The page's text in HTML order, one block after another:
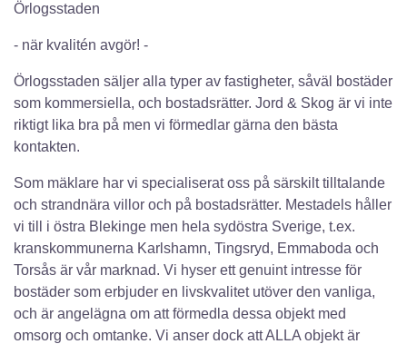
Örlogsstaden
- när kvalitén avgör! -
Örlogsstaden säljer alla typer av fastigheter, såväl bostäder
som kommersiella, och bostadsrätter. Jord & Skog är vi inte
riktigt lika bra på men vi förmedlar gärna den bästa
kontakten.
Som mäklare har vi specialiserat oss på särskilt tilltalande
och strandnära villor och på bostadsrätter. Mestadels håller
vi till i östra Blekinge men hela sydöstra Sverige, t.ex.
kranskommunerna Karlshamn, Tingsryd, Emmaboda och
Torsås är vår marknad. Vi hyser ett genuint intresse för
bostäder som erbjuder en livskvalitet utöver den vanliga,
och är angelägna om att förmedla dessa objekt med
omsorg och omtanke. Vi anser dock att ALLA objekt är